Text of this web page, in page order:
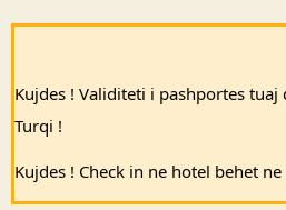
Kujdes ! Validiteti i pashportes
Turqi !
Kujdes ! Check in ne hotel behet